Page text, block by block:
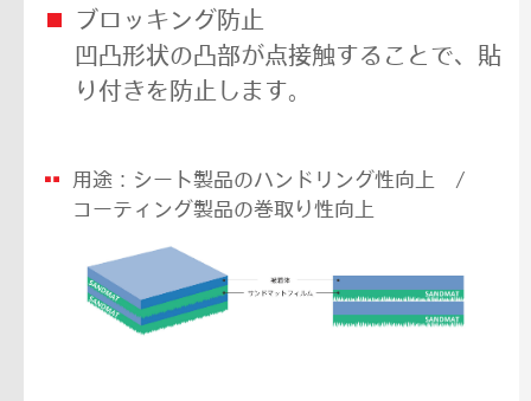
ブロッキング防止
凹凸形状の凸部が点接触することで、貼
り付きを防止します。
用途：シート製品のハンドリング性向上 /
コーティング製品の巻取り性向上